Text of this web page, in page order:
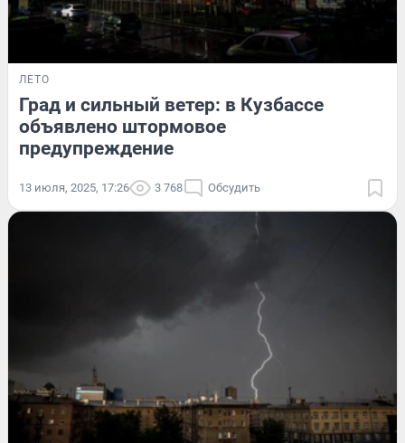
ЛЕТО
Град и сильный ветер: в Кузбассе
объявлено штормовое
предупреждение
13 июля, 2025, 17:26 3 768 Обсудить